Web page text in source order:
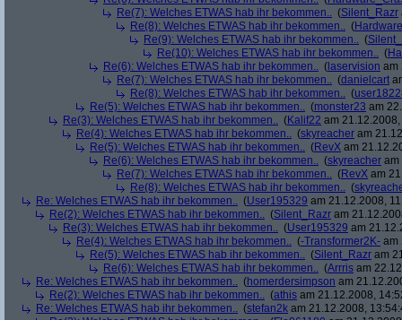
Re(7): Welches ETWAS hab ihr bekommen.. (Silent_Razr
Re(8): Welches ETWAS hab ihr bekommen.. (
Re(9): Welches ETWAS hab ihr bekommen.. (
Re(10): Welches ETWAS hab ihr bekommen.. (
Re(6): Welches ETWAS hab ihr bekommen.. ( laservision am
Re(7): Welches ETWAS hab ihr bekommen.. (danielcart
Re(8): Welches ETWAS hab ihr bekommen.. (
Re(5): Welches ETWAS hab ihr bekommen.. (monster23 am
Re(3): Welches ETWAS hab ihr bekommen.. (Kalif22 am
Re(4): Welches ETWAS hab ihr bekommen.. (skyreacher am
Re(5): Welches ETWAS hab ihr bekommen.. (RevX am
Re(6): Welches ETWAS hab ihr bekommen.. (skyreacher am
Re(7): Welches ETWAS hab ihr bekommen.. (RevX am
Re(8): Welches ETWAS hab ihr bekommen.. (
Re: Welches ETWAS hab ihr bekommen.. (User195329 am 21.12.2008,
Re(2): Welches ETWAS hab ihr bekommen.. (Silent_Razr am
Re(3): Welches ETWAS hab ihr bekommen.. (User195329 am
Re(4): Welches ETWAS hab ihr bekommen.. (-Transformer2K- am
Re(5): Welches ETWAS hab ihr bekommen.. (Silent_Razr am
Re(6): Welches ETWAS hab ihr bekommen.. (Arrris am
Re: Welches ETWAS hab ihr bekommen.. (homerdersimpson am
Re(2): Welches ETWAS hab ihr bekommen.. (athis am 21.12.2008,
Re: Welches ETWAS hab ihr bekommen.. (stefan2k am 21.12.2008,